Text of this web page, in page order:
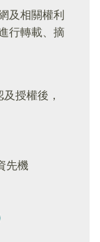
及相關權利
行轉載、摘
及授權後，
先機